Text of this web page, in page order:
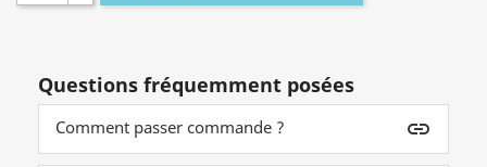
Questions fréquemment posées
Comment passer commande ? insert_link